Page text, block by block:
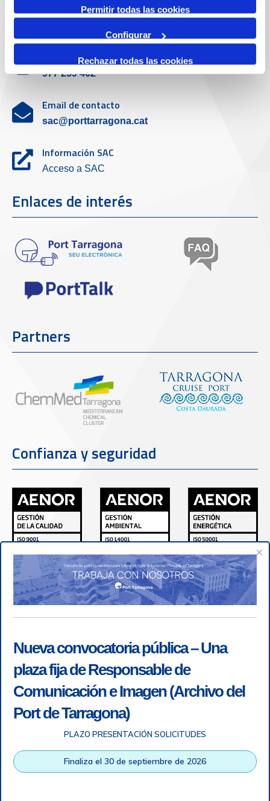
Permitir todas las cookies
Configurar
Rechazar todas las cookies
Servicio de atención al cliente
Teléfono de contacto
977 259 462
Email de contacto
sac@porttarragona.cat
Información SAC
Acceso a SAC
Enlaces de interés
Partners
Confianza y seguridad
grabación telefónica
| SGSI |
Login
Autoridad Portuaria de Tarragona © Todos los derechos
×
Nueva convocatoria pública – Una
plaza fija de Responsable de
Comunicación e Imagen (Archivo del
Port de Tarragona)
PLAZO PRESENTACIÓN SOLICITUDES
Finaliza el 30 de septiembre de 2026